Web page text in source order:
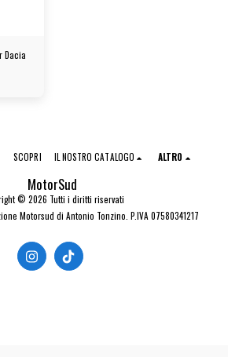
Dacia
MotorSud
© 2026 Tutti i diritti riservati
Motorsud di Antonio Tonzino. P.IVA 07580341217
SCOPRI IL NOSTRO CATALOGO ALTRO